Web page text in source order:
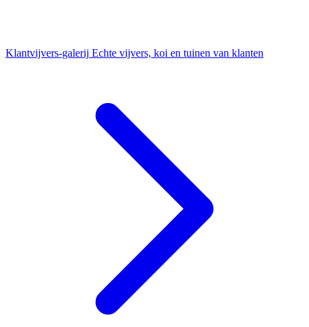
Klantvijvers-galerij Echte vijvers, koi en tuinen van klanten